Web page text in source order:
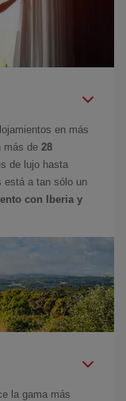
en más
más de 28
de lujo hasta
está a tan sólo un
con Iberia y
la gama más